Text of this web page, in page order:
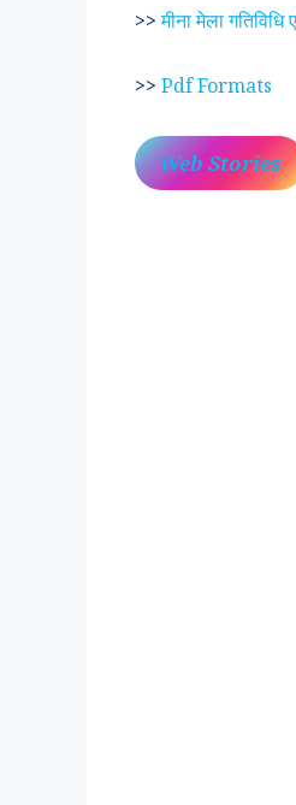
>>मीना मेला गतिविधि
>> Pdf Formats
Web Stories
करुणा व प्रेम का